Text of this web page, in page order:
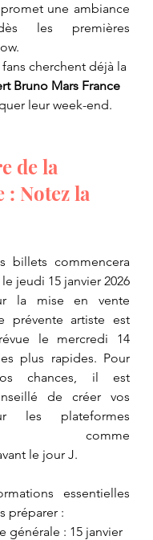
une ambiance
les premières
cherchent déjà la
Bruno Mars France
leur week-end.
de la
Notez la
billets commencera
jeudi 15 janvier 2026
la mise en vente
prévente artiste est
le mercredi 14
plus rapides. Pour
chances, il est
de créer vos
les plateformes
le jour J.
essentielles
préparer :
générale : 15 janvier